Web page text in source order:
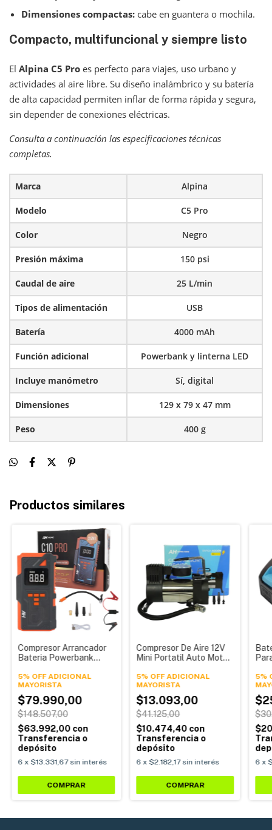
Dimensiones compactas: cabe en guantera o mochila.
Compacto, multifuncional y siempre listo
El Alpina C5 Pro es perfecto para viajes, uso urbano y
actividades al aire libre. Su diseño inalámbrico y su batería
de alta capacidad permiten inflar de forma rápida y segura,
sin depender de conexiones eléctricas.
Consulta a continuación las especificaciones técnicas
completas.
Marca Alpina
Modelo C5 Pro
Color Negro
Presión máxima 150 psi
Caudal de aire 25 L/min
Tipos de alimentación USB
Batería 4000 mAh
Función adicional Powerbank y linterna LED
Incluye manómetro Sí, digital
Dimensiones 129 x 79 x 47 mm
Peso 400 g
Productos similares
Compresor Arrancador
Bateria Powerbank
5% OFF ADICIONAL
$79.990,00
$148.507,00
$63.992,00 con
Transferencia o
depósito
6 x $13.331,67 sin interés
Compresor De Aire 12V
Mini Portatil Auto Moto
Simple Alpina
5% OFF ADICIONAL
$13.093,00
$41.125,00
$10.474,40 con
Transferencia o
depósito
6 x $2.182,17 sin interés
5%
6 x